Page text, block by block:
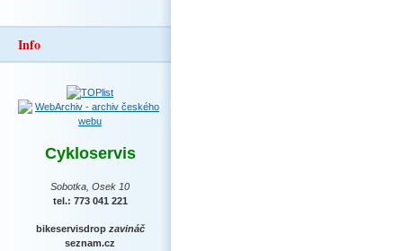
Info
Cykloservis
Sobotka, Osek 10
tel.: 773 041 221
bikeservisdrop zavináč
seznam.cz